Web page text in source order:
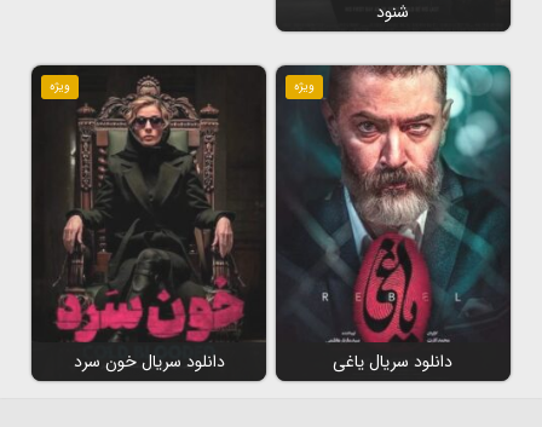
شنود
ویژه
دانلود سریال یاغی
ویژه
دانلود سریال خون سرد